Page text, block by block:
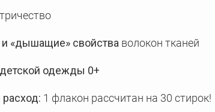
«дышащие» свойства волокон тканей
одежды 0+
1 флакон рассчитан на 30 стирок!